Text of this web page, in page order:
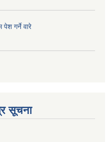
पेश गर्ने वारे
सूचना